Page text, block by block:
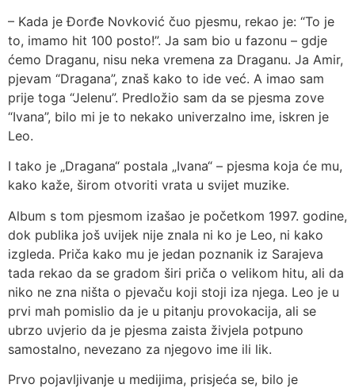
– Kada je Đorđe Novković čuo pjesmu, rekao je: “To je
to, imamo hit 100 posto!”. Ja sam bio u fazonu – gdje
ćemo Draganu, nisu neka vremena za Draganu. Ja Amir,
pjevam “Dragana”, znaš kako to ide već. A imao sam
prije toga “Jelenu”. Predložio sam da se pjesma zove
“Ivana”, bilo mi je to nekako univerzalno ime, iskren je
Leo.
I tako je „Dragana“ postala „Ivana“ – pjesma koja će mu,
kako kaže, širom otvoriti vrata u svijet muzike.
Album s tom pjesmom izašao je početkom 1997. godine,
dok publika još uvijek nije znala ni ko je Leo, ni kako
izgleda. Priča kako mu je jedan poznanik iz Sarajeva
tada rekao da se gradom širi priča o velikom hitu, ali da
niko ne zna ništa o pjevaču koji stoji iza njega. Leo je u
prvi mah pomislio da je u pitanju provokacija, ali se
ubrzo uvjerio da je pjesma zaista živjela potpuno
samostalno, nevezano za njegovo ime ili lik.
Prvo pojavljivanje u medijima, prisjeća se, bilo je